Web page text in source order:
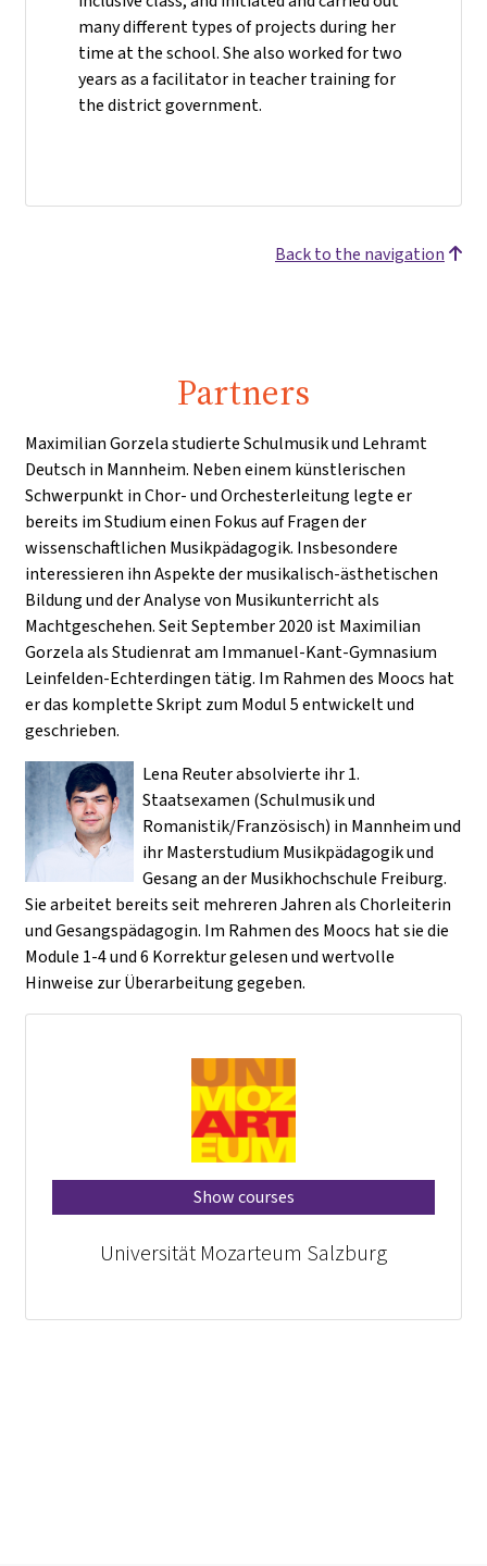
many different types of projects during her
time at the school. She also worked for two
years as a facilitator in teacher training for
the district government.
Back to the navigation
Partners
Maximilian Gorzela studierte Schulmusik und Lehramt
Deutsch in Mannheim. Neben einem künstlerischen
Schwerpunkt in Chor- und Orchesterleitung legte er
bereits im Studium einen Fokus auf Fragen der
wissenschaftlichen Musikpädagogik. Insbesondere
interessieren ihn Aspekte der musikalisch-ästhetischen
Bildung und der Analyse von Musikunterricht als
Machtgeschehen. Seit September 2020 ist Maximilian
Gorzela als Studienrat am Immanuel-Kant-Gymnasium
Leinfelden-Echterdingen tätig. Im Rahmen des Moocs hat
er das komplette Skript zum Modul 5 entwickelt und
geschrieben.
Lena Reuter absolvierte ihr 1.
Staatsexamen (Schulmusik und
Romanistik/Französisch) in Mannheim und
ihr Masterstudium Musikpädagogik und
Gesang an der Musikhochschule Freiburg.
Sie arbeitet bereits seit mehreren Jahren als Chorleiterin
und Gesangspädagogin. Im Rahmen des Moocs hat sie die
Module 1-4 und 6 Korrektur gelesen und wertvolle
Hinweise zur Überarbeitung gegeben.
Show courses
Universität Mozarteum Salzburg